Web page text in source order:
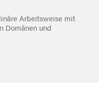
Arbeitsweise mit
Domänen und